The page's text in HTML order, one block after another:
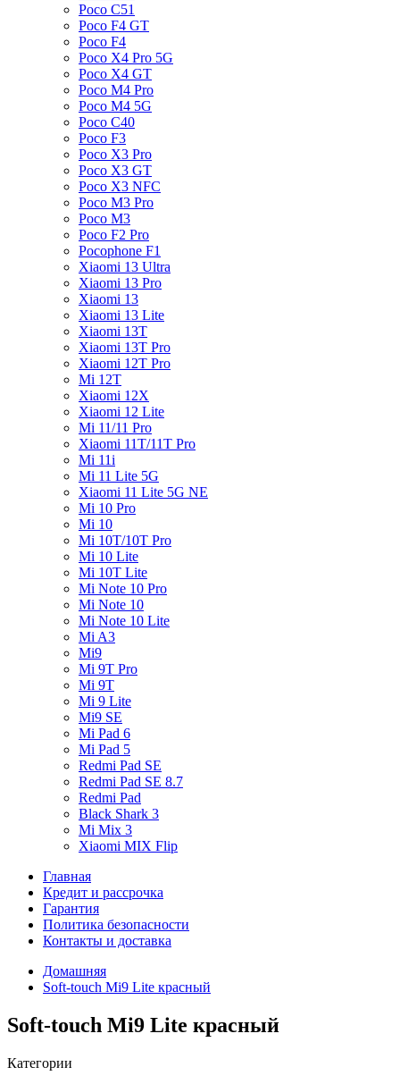
Poco C51
Poco F4 GT
Poco F4
Poco X4 Pro 5G
Poco X4 GT
Poco M4 Pro
Poco M4 5G
Poco C40
Poco F3
Poco X3 Pro
Poco X3 GT
Poco X3 NFC
Poco M3 Pro
Poco M3
Poco F2 Pro
Pocophone F1
Xiaomi 13 Ultra
Xiaomi 13 Pro
Xiaomi 13
Xiaomi 13 Lite
Xiaomi 13T
Xiaomi 13T Pro
Xiaomi 12T Pro
Mi 12T
Xiaomi 12X
Xiaomi 12 Lite
Mi 11/11 Pro
Xiaomi 11T/11T Pro
Mi 11i
Mi 11 Lite 5G
Xiaomi 11 Lite 5G NE
Mi 10 Pro
Mi 10
Mi 10T/10T Pro
Mi 10 Lite
Mi 10T Lite
Mi Note 10 Pro
Mi Note 10
Mi Note 10 Lite
Mi A3
Mi9
Mi 9T Pro
Mi 9T
Mi 9 Lite
Mi9 SE
Mi Pad 6
Mi Pad 5
Redmi Pad SE
Redmi Pad SE 8.7
Redmi Pad
Black Shark 3
Mi Mix 3
Xiaomi MIX Flip
Главная
Кредит и рассрочка
Гарантия
Политика безопасности
Контакты и доставка
Домашняя
Soft-touch Mi9 Lite красный
Soft-touch Mi9 Lite красный
Категории